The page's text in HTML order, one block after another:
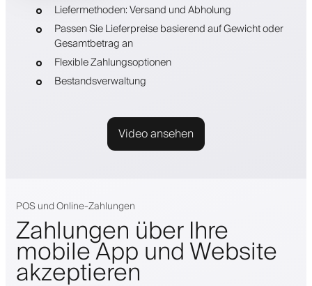
Liefermethoden: Versand und Abholung
Passen Sie Lieferpreise basierend auf Gewicht oder
Gesamtbetrag an
Flexible Zahlungsoptionen
Bestandsverwaltung
Video ansehen
POS und Online-Zahlungen
Zahlungen über Ihre
mobile App und Website
akzeptieren